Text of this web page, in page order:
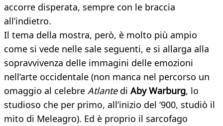
accorre disperata, sempre con le braccia
all’indietro.
Il tema della mostra, però, è molto più ampio
come si vede nelle sale seguenti, e si allarga alla
sopravvivenza delle immagini delle emozioni
nell’arte occidentale (non manca nel percorso un
omaggio al celebre Atlantedi Aby Warburg, lo
studioso che per primo, all’inizio del ‘900, studiò il
mito di Meleagro). Ed è proprio il sarcofago